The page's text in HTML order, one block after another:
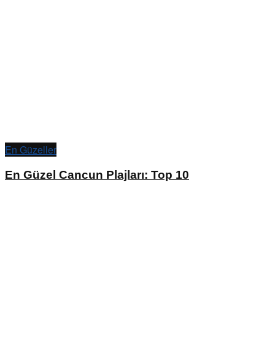
En Güzeller
En Güzel Cancun Plajları: Top 10